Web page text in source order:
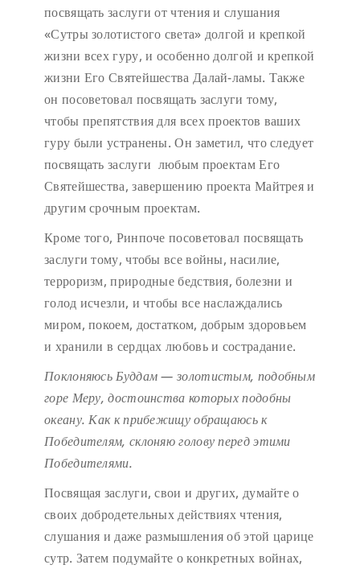
посвящать заслуги от чтения и слушания
«Сутры золотистого света» долгой и крепкой
жизни всех гуру, и особенно долгой и крепкой
жизни Его Святейшества Далай-ламы. Также
он посоветовал посвящать заслуги тому,
чтобы препятствия для всех проектов ваших
гуру были устранены. Он заметил, что следует
посвящать заслуги любым проектам Его
Святейшества, завершению проекта Майтрея и
другим срочным проектам.
Кроме того, Ринпоче посоветовал посвящать
заслуги тому, чтобы все войны, насилие,
терроризм, природные бедствия, болезни и
голод исчезли, и чтобы все наслаждались
миром, покоем, достатком, добрым здоровьем
и хранили в сердцах любовь и сострадание.
Поклоняюсь Буддам — золотистым, подобным
горе Меру, достоинства которых подобны
океану. Как к прибежищу обращаюсь к
Победителям, склоняю голову перед этими
Победителями.
Посвящая заслуги, свои и других, думайте о
своих добродетельных действиях чтения,
слушания и даже размышления об этой царице
сутр. Затем подумайте о конкретных войнах,